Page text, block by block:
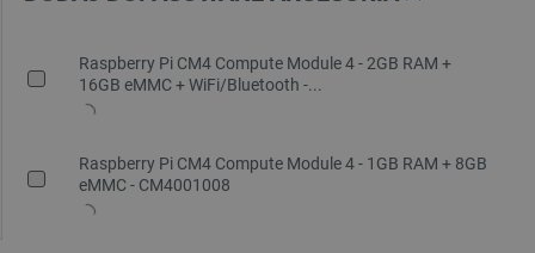
Raspberry Pi CM4 Compute Module 4 - 2GB RAM +
16GB eMMC + WiFi/Bluetooth -...
Raspberry Pi CM4 Compute Module 4 - 1GB RAM + 8GB
eMMC - CM4001008